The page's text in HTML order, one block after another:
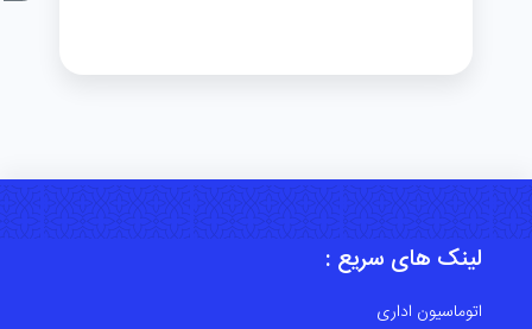
لینک های سریع :
اتوماسیون اداری